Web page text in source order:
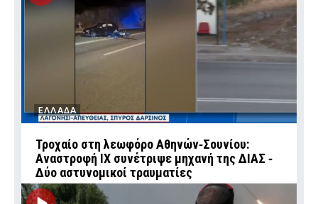
ΕΛΛΑΔΑ
Τροχαίο στη λεωφόρο Αθηνών‑Σουνίου:
Αναστροφή ΙΧ συνέτριψε μηχανή της ΔΙΑΣ ‑
Δύο αστυνομικοί τραυματίες